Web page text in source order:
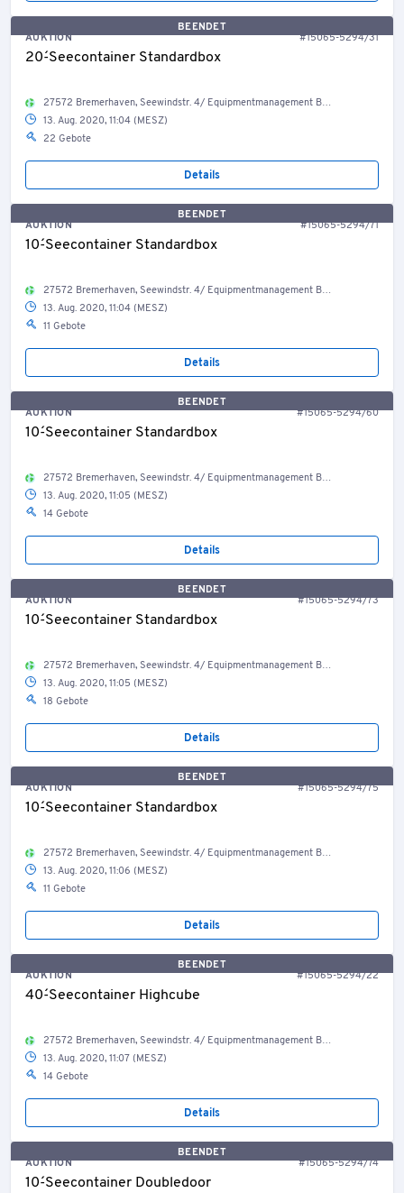
BEENDET
AUKTION
#15065-5294/31
20´-Seecontainer Standardbox
27572 Bremerhaven, Seewindstr. 4/ Equipmentmanagement Bestand Container, Welt
13. Aug. 2020, 11:04 (MESZ)
22 Gebote
Details
BEENDET
AUKTION
#15065-5294/71
10´-Seecontainer Standardbox
27572 Bremerhaven, Seewindstr. 4/ Equipmentmanagement Bestand Container, Welt
13. Aug. 2020, 11:04 (MESZ)
11 Gebote
Details
BEENDET
AUKTION
#15065-5294/60
10´-Seecontainer Standardbox
27572 Bremerhaven, Seewindstr. 4/ Equipmentmanagement Bestand Container, Welt
13. Aug. 2020, 11:05 (MESZ)
14 Gebote
Details
BEENDET
AUKTION
#15065-5294/73
10´-Seecontainer Standardbox
27572 Bremerhaven, Seewindstr. 4/ Equipmentmanagement Bestand Container, Welt
13. Aug. 2020, 11:05 (MESZ)
18 Gebote
Details
BEENDET
AUKTION
#15065-5294/75
10´-Seecontainer Standardbox
27572 Bremerhaven, Seewindstr. 4/ Equipmentmanagement Bestand Container, Welt
13. Aug. 2020, 11:06 (MESZ)
11 Gebote
Details
BEENDET
AUKTION
#15065-5294/22
40´-Seecontainer Highcube
27572 Bremerhaven, Seewindstr. 4/ Equipmentmanagement Bestand Container, Welt
13. Aug. 2020, 11:07 (MESZ)
14 Gebote
Details
BEENDET
AUKTION
#15065-5294/74
10´-Seecontainer Doubledoor